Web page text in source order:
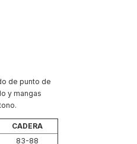
de punto de
y mangas
CADERA
83-88